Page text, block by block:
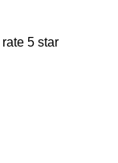
rate 5 star